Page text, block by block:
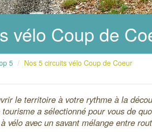
vélo Coup de
5 Nos 5 circuits vélo Coup de Coeur
le territoire à votre rythme à la
a sélectionné pour vous de
vélo avec un savant mélange entre